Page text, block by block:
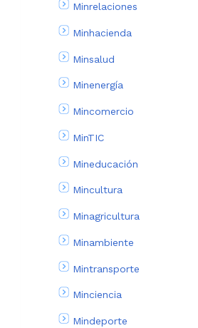
Minrelaciones
Minhacienda
Minsalud
Minenergía
Mincomercio
MinTIC
Mineducación
Mincultura
Minagricultura
Minambiente
Mintransporte
Minciencia
Mindeporte